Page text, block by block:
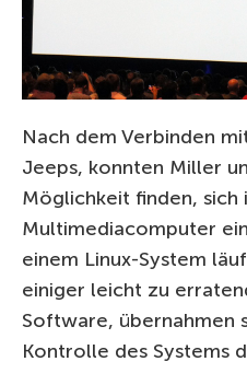
Nach dem Verbinden
Jeeps, konnten Miller
Möglichkeit finden, sich
Multimediacomputer
einem Linux-System
einiger leicht zu
Software, übernahmen
Kontrolle des Systems